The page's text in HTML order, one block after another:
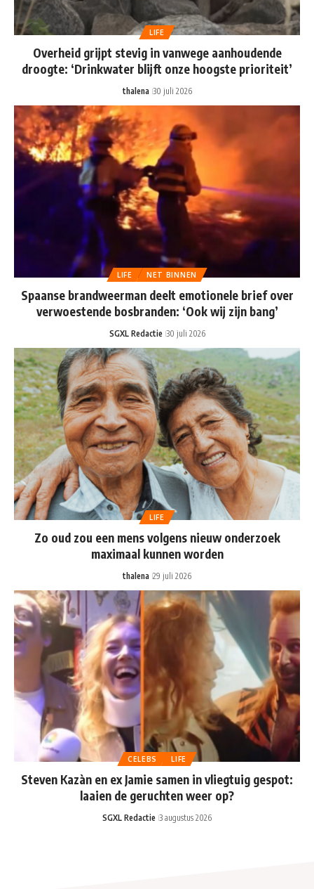
LIFE
Overheid grijpt stevig in vanwege aanhoudende
droogte: ‘Drinkwater blijft onze hoogste prioriteit’
thalena 30 juli 2026
LIFE NET BINNEN
Spaanse brandweerman deelt emotionele brief over
verwoestende bosbranden: ‘Ook wij zijn bang’
SGXL Redactie 30 juli 2026
LIFE
Zo oud zou een mens volgens nieuw onderzoek
maximaal kunnen worden
thalena 29 juli 2026
CELEBS LIFE
Steven Kazàn en ex Jamie samen in vliegtuig gespot:
laaien de geruchten weer op?
SGXL Redactie 3 augustus 2026